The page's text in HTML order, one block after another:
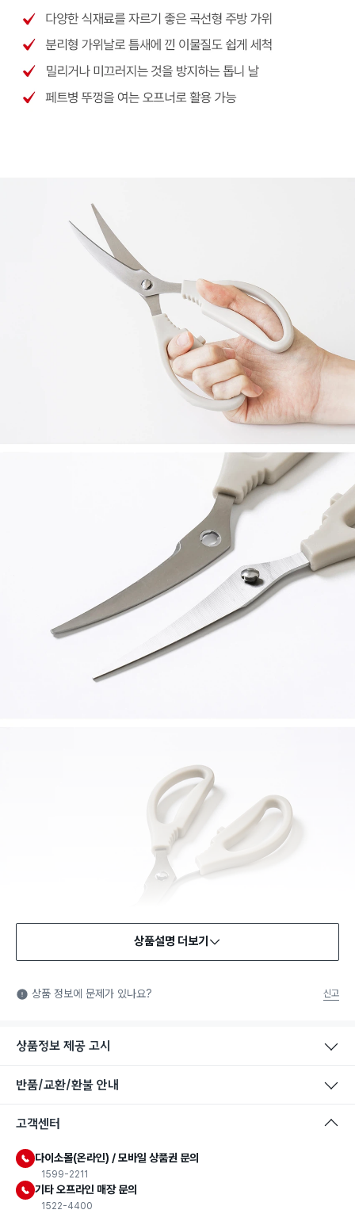
식품용 기구: 식품위생법에서 정한 규격에 따라 제조되어 식품 또
는 식품첨가물에 사용할 수 있는 식품용기구라는 표시입니다.
상품설명 더보기
상품 정보에 문제가 있나요? 신고
상품정보 제공 고시
반품/교환/환불 안내
고객센터
다이소몰(온라인) / 모바일 상품권 문의
1599-2211
기타 오프라인 매장 문의
1522-4400